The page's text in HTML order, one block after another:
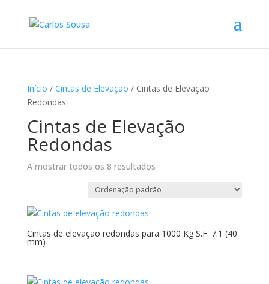
Início / Cintas de Elevação / Cintas de Elevação
Redondas
Cintas de Elevação
Redondas
A mostrar todos os 8 resultados
Cintas de elevação redondas para 1000 Kg S.F. 7:1 (40
mm)